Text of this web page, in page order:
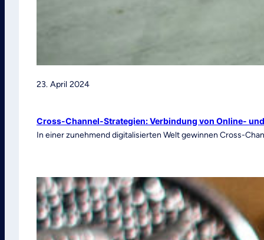
23. April 2024
Cross-Channel-Strategien: Verbindung von Online-
In einer zunehmend digitalisierten Welt gewinnen Cross-